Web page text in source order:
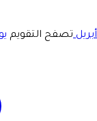
أبريلتصفح التقويم